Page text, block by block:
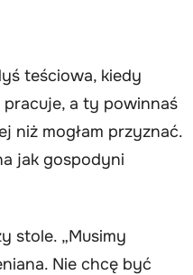
teściowa, kiedy
pracuje, a ty powinnaś
niż mogłam przyznać.
jak gospodyni
stole. „Musimy
Nie chcę być